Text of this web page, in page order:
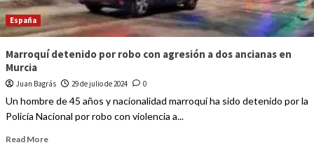
España
Marroquí detenido por robo con agresión a dos ancianas en
Murcia
Juan Bagrás 29 de julio de 2024 0
Un hombre de 45 años y nacionalidad marroquí ha sido detenido por la
Policía Nacional por robo con violencia a...
Read More